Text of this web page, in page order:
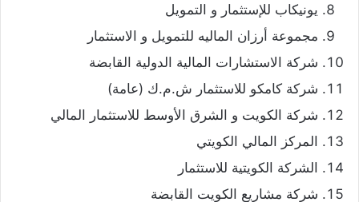
يونيكاب للإستثمار و التمويل
مجموعة أرزان الماليه للتمويل و الاستثمار
شركة الاستشارات المالية الدولية القابضة
شركة كامكو للاستثمار ش.م.ك (عامة)
شركة الكويت و الشرق الأوسط للاستثمار المالي
المركز المالي الكويتي
الشركة الكويتية للاستثمار
شركة مشاريع الكويت القابضة